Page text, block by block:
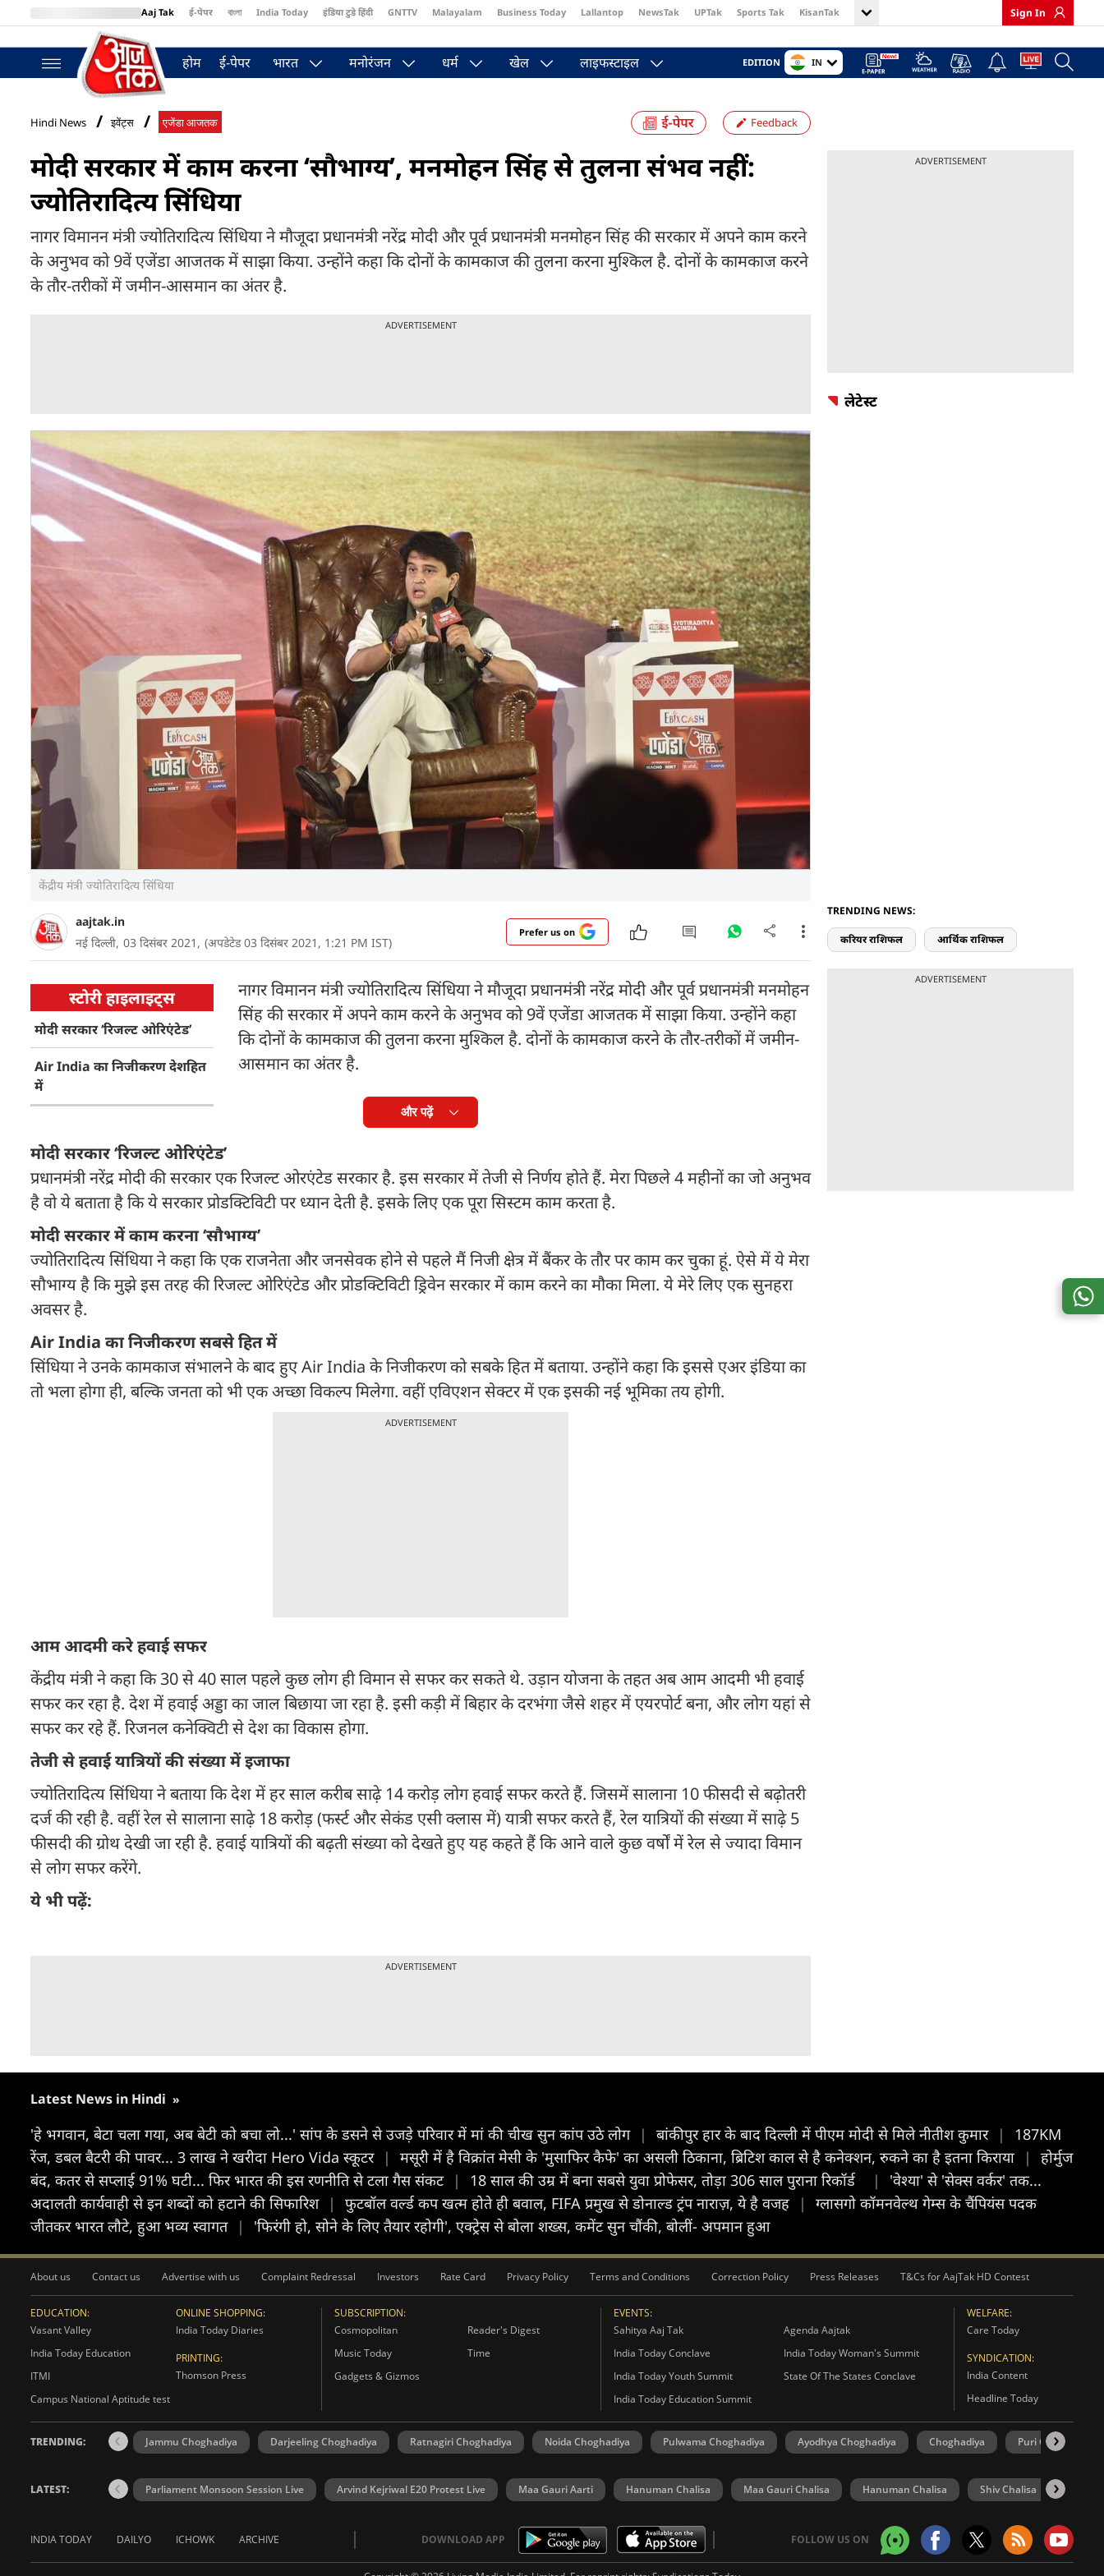
Aaj Tak ई-पेपर বাংলা India Today इंडिया टुडे हिंदी GNTTV Malayalam Business Today Lallantop NewsTak UPTak Sports Tak KisanTak
BT Bazaar
Sign In
होम ई-पेपर भारत मनोरंजन धर्म खेल लाइफस्टाइल EDITION IN
Hindi News इवेंट्स एजेंडा आजतक Feedback
मोदी सरकार में काम करना ‘सौभाग्य’, मनमोहन सिंह से तुलना संभव नहीं:
ज्योतिरादित्य सिंधिया
नागर विमानन मंत्री ज्योतिरादित्य सिंधिया ने मौजूदा प्रधानमंत्री नरेंद्र मोदी और पूर्व प्रधानमंत्री मनमोहन सिंह की सरकार में अपने काम करने
के अनुभव को 9वें एजेंडा आजतक में साझा किया. उन्होंने कहा कि दोनों के कामकाज की तुलना करना मुश्किल है. दोनों के कामकाज करने
के तौर-तरीकों में जमीन-आसमान का अंतर है.
ADVERTISEMENT
केंद्रीय मंत्री ज्योतिरादित्य सिंधिया
aajtak.in
नई दिल्ली, 03 दिसंबर 2021, (अपडेटेड 03 दिसंबर 2021, 1:21 PM IST)
Prefer us on
स्टोरी हाइलाइट्स
मोदी सरकार ‘रिजल्ट ओरिएंटेड’
Air India का निजीकरण देशहित
में
नागर विमानन मंत्री ज्योतिरादित्य सिंधिया ने मौजूदा प्रधानमंत्री नरेंद्र मोदी और पूर्व प्रधानमंत्री मनमोहन
सिंह की सरकार में अपने काम करने के अनुभव को 9वें एजेंडा आजतक में साझा किया. उन्होंने कहा
कि दोनों के कामकाज की तुलना करना मुश्किल है. दोनों के कामकाज करने के तौर-तरीकों में जमीन-
आसमान का अंतर है.
और पढ़ें
मोदी सरकार ‘रिजल्ट ओरिएंटेड’
प्रधानमंत्री नरेंद्र मोदी की सरकार एक रिजल्ट ओरएंटेड सरकार है. इस सरकार में तेजी से निर्णय होते हैं. मेरा पिछले 4 महीनों का जो अनुभव
है वो ये बताता है कि ये सरकार प्रोडक्टिविटी पर ध्यान देती है. इसके लिए एक पूरा सिस्टम काम करता है.
मोदी सरकार में काम करना ‘सौभाग्य’
ज्योतिरादित्य सिंधिया ने कहा कि एक राजनेता और जनसेवक होने से पहले मैं निजी क्षेत्र में बैंकर के तौर पर काम कर चुका हूं. ऐसे में ये मेरा
सौभाग्य है कि मुझे इस तरह की रिजल्ट ओरिएंटेड और प्रोडक्टिविटी ड्रिवेन सरकार में काम करने का मौका मिला. ये मेरे लिए एक सुनहरा
अवसर है.
Air India का निजीकरण सबसे हित में
सिंधिया ने उनके कामकाज संभालने के बाद हुए Air India के निजीकरण को सबके हित में बताया. उन्होंने कहा कि इससे एअर इंडिया का
तो भला होगा ही, बल्कि जनता को भी एक अच्छा विकल्प मिलेगा. वहीं एविएशन सेक्टर में एक इसकी नई भूमिका तय होगी.
ADVERTISEMENT
आम आदमी करे हवाई सफर
केंद्रीय मंत्री ने कहा कि 30 से 40 साल पहले कुछ लोग ही विमान से सफर कर सकते थे. उड़ान योजना के तहत अब आम आदमी भी हवाई
सफर कर रहा है. देश में हवाई अड्डा का जाल बिछाया जा रहा है. इसी कड़ी में बिहार के दरभंगा जैसे शहर में एयरपोर्ट बना, और लोग यहां से
सफर कर रहे हैं. रिजनल कनेक्विटी से देश का विकास होगा.
तेजी से हवाई यात्रियों की संख्या में इजाफा
ज्योतिरादित्य सिंधिया ने बताया कि देश में हर साल करीब साढ़े 14 करोड़ लोग हवाई सफर करते हैं. जिसमें सालाना 10 फीसदी से बढ़ोतरी
दर्ज की रही है. वहीं रेल से सालाना साढ़े 18 करोड़ (फर्स्ट और सेकंड एसी क्लास में) यात्री सफर करते हैं, रेल यात्रियों की संख्या में साढ़े 5
फीसदी की ग्रोथ देखी जा रही है. हवाई यात्रियों की बढ़ती संख्या को देखते हुए यह कहते हैं कि आने वाले कुछ वर्षों में रेल से ज्यादा विमान
से लोग सफर करेंगे.
ये भी पढ़ें:
ADVERTISEMENT
ADVERTISEMENT
लेटेस्ट
TRENDING NEWS:
करियर राशिफल आर्थिक राशिफल
ADVERTISEMENT
Latest News in Hindi »
'हे भगवान, बेटा चला गया, अब बेटी को बचा लो...' सांप के डसने से उजड़े परिवार में मां की चीख सुन कांप उठे लोग | बांकीपुर हार के बाद दिल्ली में पीएम मोदी से मिले नीतीश कुमार |
187KM
रेंज, डबल बैटरी की पावर... 3 लाख ने खरीदा Hero Vida स्कूटर | मसूरी में है विक्रांत मेसी के 'मुसाफिर कैफे' का असली ठिकाना, ब्रिटिश काल से है कनेक्शन, रुकने का है इतना किराया |
होर्मुज
बंद, कतर से सप्लाई 91% घटी... फिर भारत की इस रण​नीति से टला गैस संकट | 18 साल की उम्र में बना सबसे युवा प्रोफेसर, तोड़ा 306 साल पुराना रिकॉर्ड |
'वेश्या' से 'सेक्स वर्कर' तक...
अदालती कार्यवाही से इन शब्दों को हटाने की सिफारिश | फुटबॉल वर्ल्ड कप खत्म होते ही बवाल, FIFA प्रमुख से डोनाल्ड ट्रंप नाराज़, ये है वजह |
ग्लासगो कॉमनवेल्थ गेम्स के चैंपियंस पदक
जीतकर भारत लौटे, हुआ भव्य स्वागत | 'फिरंगी हो, सोने के लिए तैयार रहोगी', एक्ट्रेस से बोला शख्स, कमेंट सुन चौंकी, बोलीं- अपमान हुआ
About us Contact us Advertise with us Complaint Redressal Investors Rate Card Privacy Policy Terms and Conditions Correction Policy Press Releases T&Cs for AajTak HD Contest
EDUCATION:
Vasant Valley
India Today Education
ITMI
Campus National Aptitude test
ONLINE SHOPPING:
India Today Diaries
PRINTING:
Thomson Press
SUBSCRIPTION:
Cosmopolitan
Reader's Digest
Music Today
Time
Gadgets & Gizmos
EVENTS:
Sahitya Aaj Tak
Agenda Aajtak
India Today Conclave
India Today Woman's Summit
India Today Youth Summit
State Of The States Conclave
India Today Education Summit
WELFARE:
Care Today
SYNDICATION:
India Content
Headline Today
TRENDING: Jammu Choghadiya Darjeeling Choghadiya Ratnagiri Choghadiya Noida Choghadiya Pulwama Choghadiya Ayodhya Choghadiya Choghadiya Puri Choghadiya
LATEST: Parliament Monsoon Session Live Arvind Kejriwal E20 Protest Live Maa Gauri Aarti Hanuman Chalisa Maa Gauri Chalisa Hanuman Chalisa Shiv Chalisa
INDIA TODAY DAILYO ICHOWK ARCHIVE DOWNLOAD APP FOLLOW US ON